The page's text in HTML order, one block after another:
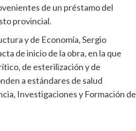
de un préstamo del
provincial.
y de Economía, Sergio
de inicio de la obra, en la que
de esterilización y de
a estándares de salud
Investigaciones y Formación de